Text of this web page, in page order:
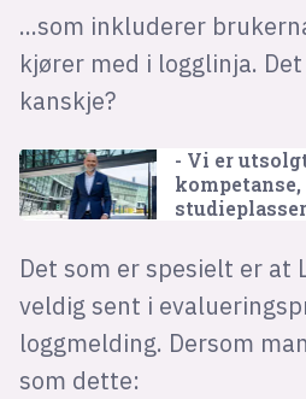
...som inkluderer
kjører med i logglinja.
kanskje?
- Vi er
studieplasser
Det som er spesielt er at
veldig sent i
loggmelding. Dersom
som dette: